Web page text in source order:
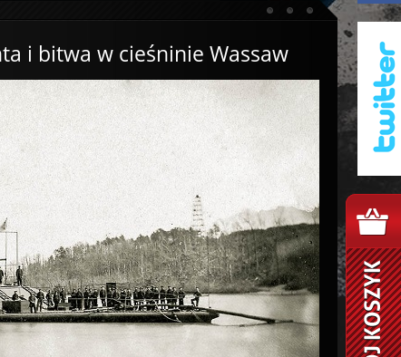
i bitwa w cieśninie Wassaw